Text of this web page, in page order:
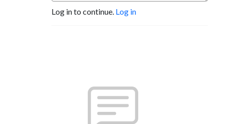
Log in to continue. Log in